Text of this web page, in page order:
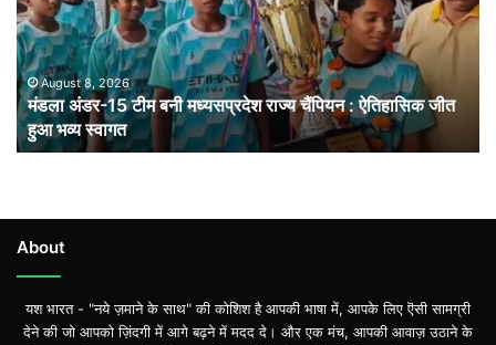
मध्यसप्रदेश
राज्य
चैंपियन
: ऐतिहासिक
जीत
हुआ
भव्य
August 8, 2026
मंडला अंडर-15 टीम बनी मध्यसप्रदेश राज्य चैंपियन : ऐतिहासिक जीत
हुआ भव्य स्वागत
About
यश भारत - "नये ज़माने के साथ" की कोशिश है आपकी भाषा में, आपके लिए ऎसी सामग्री
देने की जो आपको ज़िंदगी में आगे बढ़ने में मदद दे। और एक मंच, आपकी आवाज़ उठाने के